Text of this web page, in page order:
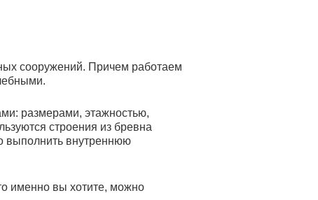
сооружений. Причем работаем
размерами, этажностью,
строения из бревна
выполнить внутреннюю
именно вы хотите, можно